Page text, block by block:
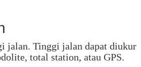
jalan. Tinggi jalan dapat diukur
total station, atau GPS.